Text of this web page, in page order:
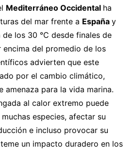
Mediterráneo Occidental ha
del mar frente a España y
de los 30 °C desde finales de
encima del promedio de los
advierten que este
por el cambio climático,
amenaza para la vida marina.
al calor extremo puede
especies, afectar su
e incluso provocar su
un impacto duradero en los